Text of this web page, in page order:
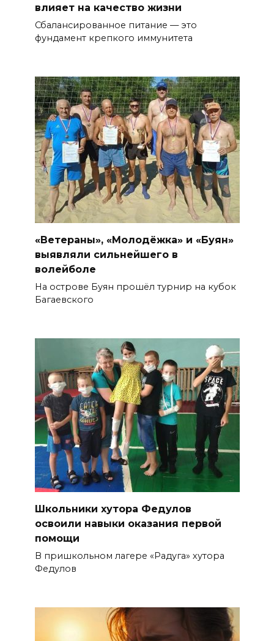
влияет на качество жизни
Сбалансированное питание — это
фундамент крепкого иммунитета
«Ветераны», «Молодёжка» и «Буян»
выявляли сильнейшего в
волейболе
На острове Буян прошёл турнир на кубок
Багаевского
Школьники хутора Федулов
освоили навыки оказания первой
помощи
В пришкольном лагере «Радуга» хутора
Федулов